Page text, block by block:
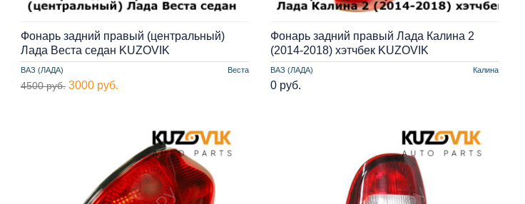
ВАЗ (ЛАДА) Веста
Фонарь задний правый (центральный)
Лада Веста седан KUZOVIK
4500 руб. 3000 руб.
ВАЗ (ЛАДА) Калина
Фонарь задний правый Лада Калина 2
(2014-2018) хэтчбек KUZOVIK
0 руб.